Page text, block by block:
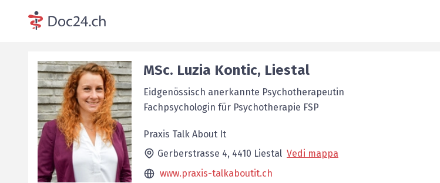
MSc. Luzia Kontic, Liestal
Eidgenössisch anerkannte Psychotherapeutin
Fachpsychologin für Psychotherapie FSP
Praxis Talk About It
Gerberstrasse 4, 4410 Liestal Vedi mappa
www.praxis-talkaboutit.ch